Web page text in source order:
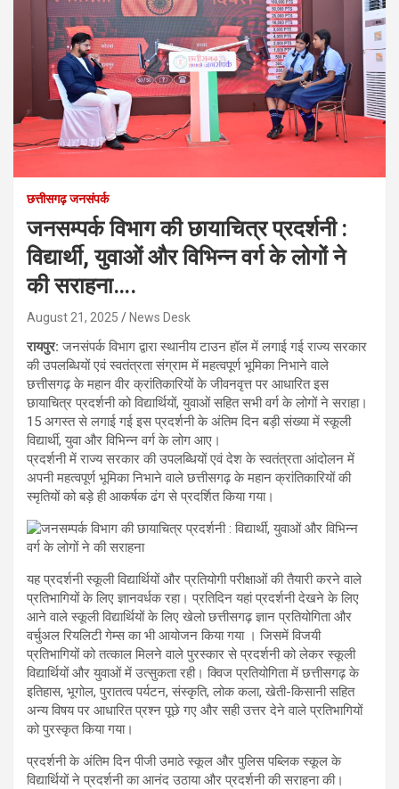
छत्तीसगढ़ जनसंपर्क
जनसम्पर्क विभाग की छायाचित्र प्रदर्शनी :
विद्यार्थी, युवाओं और विभिन्न वर्ग के लोगों ने
की सराहना….
August 21, 2025 News Desk
रायपुर:जनसंपर्क विभाग द्वारा स्थानीय टाउन हॉल में लगाई गई राज्य सरकार
की उपलब्धियों एवं स्वतंत्रता संग्राम में महत्वपूर्ण भूमिका निभाने वाले
छत्तीसगढ़ के महान वीर क्रांतिकारियों के जीवनवृत्त पर आधारित इस
छायाचित्र प्रदर्शनी को विद्यार्थियों, युवाओं सहित सभी वर्ग के लोगों ने सराहा।
15 अगस्त से लगाई गई इस प्रदर्शनी के अंतिम दिन बड़ी संख्या में स्कूली
विद्यार्थी, युवा और विभिन्न वर्ग के लोग आए।
प्रदर्शनी में राज्य सरकार की उपलब्धियों एवं देश के स्वतंत्रता आंदोलन में
अपनी महत्वपूर्ण भूमिका निभाने वाले छत्तीसगढ़ के महान क्रांतिकारियों की
स्मृतियों को बड़े ही आकर्षक ढंग से प्रदर्शित किया गया।
यह प्रदर्शनी स्कूली विद्यार्थियों और प्रतियोगी परीक्षाओं की तैयारी करने वाले
प्रतिभागियों के लिए ज्ञानवर्धक रहा। प्रतिदिन यहां प्रदर्शनी देखने के लिए
आने वाले स्कूली विद्यार्थियों के लिए खेलो छत्तीसगढ़ ज्ञान प्रतियोगिता और
वर्चुअल रियलिटी गेम्स का भी आयोजन किया गया । जिसमें विजयी
प्रतिभागियों को तत्काल मिलने वाले पुरस्कार से प्रदर्शनी को लेकर स्कूली
विद्यार्थियों और युवाओं में उत्सुकता रही। क्विज प्रतियोगिता में छत्तीसगढ़ के
इतिहास, भूगोल, पुरातत्व पर्यटन, संस्कृति, लोक कला, खेती-किसानी सहित
अन्य विषय पर आधारित प्रश्न पूछे गए और सही उत्तर देने वाले प्रतिभागियों
को पुरस्कृत किया गया।
प्रदर्शनी के अंतिम दिन पीजी उमाठे स्कूल और पुलिस पब्लिक स्कूल के
विद्यार्थियों ने प्रदर्शनी का आनंद उठाया और प्रदर्शनी की सराहना की।